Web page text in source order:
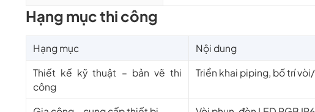
Hạng mục thi công
Hạng mục Nội dung
Thiết kế kỹ thuật – bản vẽ thi
công
Triển khai piping, bố trí